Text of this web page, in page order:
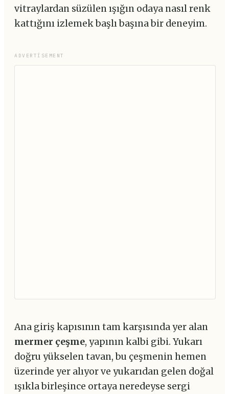
vitraylardan süzülen ışığın odaya nasıl renk
kattığını izlemek başlı başına bir deneyim.
ADVERTISEMENT
Ana giriş kapısının tam karşısında yer alan
mermer çeşme, yapının kalbi gibi. Yukarı
doğru yükselen tavan, bu çeşmenin hemen
üzerinde yer alıyor ve yukarıdan gelen doğal
ışıkla birleşince ortaya neredeyse sergi